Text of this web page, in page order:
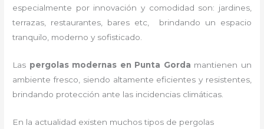
especialmente por innovación y comodidad son: jardines,
terrazas, restaurantes, bares etc, brindando un espacio
tranquilo, moderno y sofisticado.
Las pergolas modernas en Punta Gorda mantienen un
ambiente fresco, siendo altamente eficientes y resistentes,
brindando protección ante las incidencias climáticas.
En la actualidad existen muchos tipos de pergolas